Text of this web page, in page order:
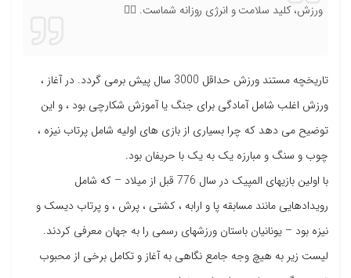
ورزش، کلید سلامت و انرژی روزانه شماست. 🏋️‍♀️
تاریخچه مستند ورزش حداقل 3000 سال پیش برمی گردد. در آغاز ،
ورزش اغلب شامل آمادگی برای جنگ یا آموزش شکارچی بود ، و این
توضیح می دهد که چرا بسیاری از بازی های اولیه شامل پرتاب نیزه ،
چوب و سنگ و مبارزه یک به یک با حریفان بود.
با اولین بازیهای المپیک در سال 776 قبل از میلاد – که شامل
رویدادهایی مانند مسابقه پا و ارابه ، کشتی ، پرش ، و پرتاب دیسک و
نیزه بود – یونانیان باستان ورزشهای رسمی را به جهان معرفی کردند.
لیست زیر به هیچ وجه جامع نگاهی به آغاز و تکامل برخی از محبوب